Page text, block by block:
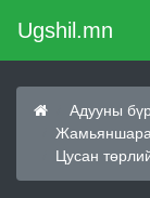
Ugshil.mn
Адууны
Цусан